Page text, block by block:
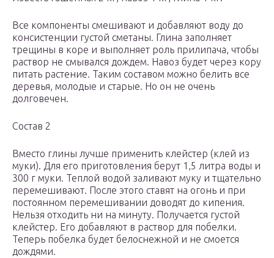
Все компоненты смешивают и добавляют воду до
консистенции густой сметаны. Глина заполняет
трещины в коре и выполняет роль прилипача, чтобы
раствор не смывался дождем. Навоз будет через кору
питать растение. Таким составом можно белить все
деревья, молодые и старые. Но он не очень
долговечен.
Состав 2
Вместо глины лучше применить клейстер (клей из
муки). Для его приготовления берут 1,5 литра воды и
300 г муки. Теплой водой заливают муку и тщательно
перемешивают. После этого ставят на огонь и при
постоянном перемешивании доводят до кипения.
Нельзя отходить ни на минуту. Получается густой
клейстер. Его добавляют в раствор для побелки.
Теперь побелка будет белоснежной и не смоется
дождями.